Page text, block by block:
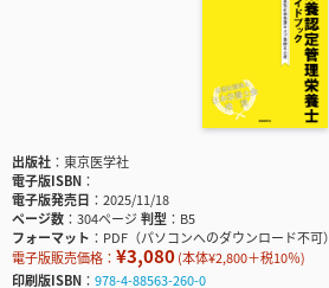
出版社
東京医学社
電子版ISBN
電子版発売日
2025/11/18
ページ数
304ページ判型
B5
フォーマット
PDF（パソコンへのダウンロード不可）
電子版販売価格： ¥3,080(本体¥2,800＋税10％)
印刷版ISBN
978-4-88563-260-0